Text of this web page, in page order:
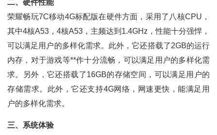
二、硬件性能
荣耀畅玩7C移动4G标配版在硬件方面，采用了八核CPU，
其中4核A53，4核A53，主频达到1.4GHz，性能十分强悍，
可以满足用户的多样化需求。此外，它还搭载了2GB的运行
内存，对于游戏等**作十分流畅，可以满足用户的多样化需
求。另外，它还搭载了16GB的存储空间，可以满足用户的
存储需求。此外，它还支持4G网络，网速更快，能满足用
户的多样化需求。
三、系统体验